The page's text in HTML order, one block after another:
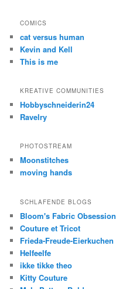
COMICS
cat versus human
Kevin and Kell
This is me
KREATIVE COMMUNITIES
Hobbyschneiderin24
Ravelry
PHOTOSTREAM
Moonstitches
moving hands
SCHLAFENDE BLOGS
Bloom's Fabric Obsession
Couture et Tricot
Frieda-Freude-Eierkuchen
Helfeelfe
ikke tikke theo
Kitty Couture